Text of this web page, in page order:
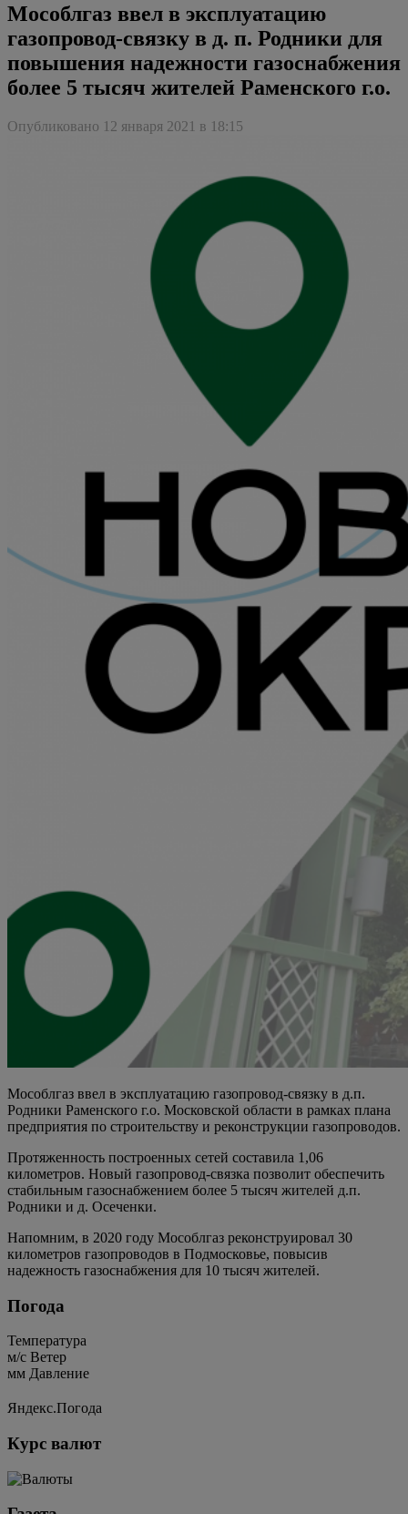
Мособлгаз ввел в эксплуатацию
газопровод-связку в д. п. Родники для
повышения надежности газоснабжения
более 5 тысяч жителей Раменского г.о.
Опубликовано 12 января 2021 в 18:15
Мособлгаз ввел в эксплуатацию газопровод-связку в д.п.
Родники Раменского г.о. Московской области в рамках плана
предприятия по строительству и реконструкции газопроводов.
Протяженность построенных сетей составила 1,06
километров. Новый газопровод-связка позволит обеспечить
стабильным газоснабжением более 5 тысяч жителей д.п.
Родники и д. Осеченки.
Напомним, в 2020 году Мособлгаз реконструировал 30
километров газопроводов в Подмосковье, повысив
надежность газоснабжения для 10 тысяч жителей.
Погода
Температура
м/c Ветер
мм Давление
Яндекс.Погода
Курс валют